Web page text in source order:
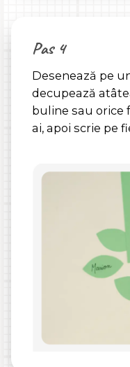
Pas 4
Desenează pe
decupează
buline sau orice
ai, apoi scrie pe